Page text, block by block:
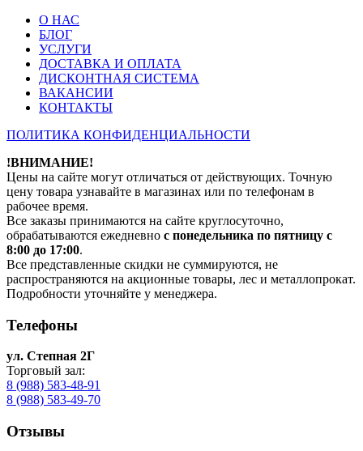
О НАС
БЛОГ
УСЛУГИ
ДОСТАВКА И ОПЛАТА
ДИСКОНТНАЯ СИСТЕМА
ВАКАНСИИ
КОНТАКТЫ
ПОЛИТИКА КОНФИДЕНЦИАЛЬНОСТИ
!ВНИМАНИЕ!
Цены на сайте могут отличаться от действующих. Точную
цену товара узнавайте в магазинах или по телефонам в
рабочее время.
Все заказы принимаются на сайте круглосуточно,
обрабатываются ежедневно с понедельника по пятницу с
8:00 до 17:00.
Все представленные скидки не суммируются, не
распространяются на акционные товары, лес и металлопрокат.
Подробности уточняйте у менеджера.
Телефоны
ул. Степная 2Г
Торговый зал:
8 (988) 583-48-91
8 (988) 583-49-70
Отзывы